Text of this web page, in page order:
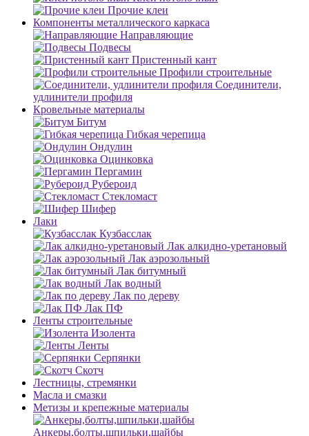
Прочие клеи
Компоненты металлического каркаса
Направляющие
Подвесы
Пристенный кант
Профили строительные
Соединители,
удлинители профиля
Кровельные материалы
Битум
Гибкая черепица
Ондулин
Оцинковка
Пергамин
Рубероид
Стекломаст
Шифер
Лаки
Кузбасслак
Лак алкидно-уретановый
Лак аэрозольный
Лак битумный
Лак водный
Лак по дереву
Лак ПФ
Ленты строительные
Изолента
Ленты
Серпянки
Скотч
Лестницы, стремянки
Масла и смазки
Метизы и крепежные материалы
Анкеры,болты,шпильки,шайбы